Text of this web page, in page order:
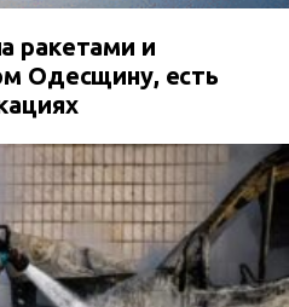
ракетами и
Одесщину, есть